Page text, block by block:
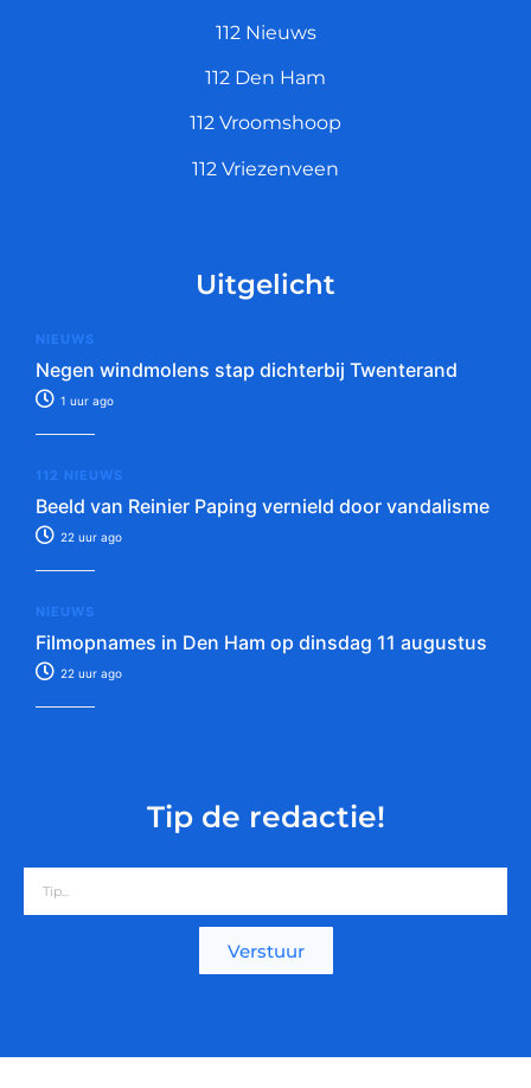
112 Nieuws
112 Den Ham
112 Vroomshoop
112 Vriezenveen
Uitgelicht
NIEUWS
Negen windmolens stap dichterbij Twenterand
1 uur ago
112 NIEUWS
Beeld van Reinier Paping vernield door vandalisme
22 uur ago
NIEUWS
Filmopnames in Den Ham op dinsdag 11 augustus
22 uur ago
Tip de redactie!
Verstuur